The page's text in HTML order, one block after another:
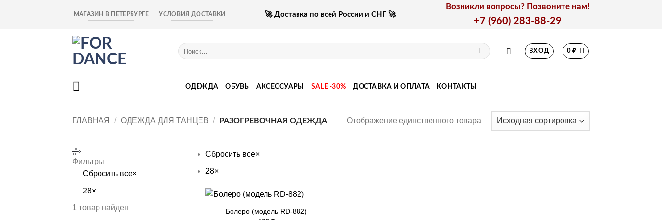
МАГАЗИН В ПЕТЕРБУРГЕ УСЛОВИЯ ДОСТАВКИ 🚀 Доставка по всей России и СНГ 🚀
Возникли вопросы? Позвоните нам!
+7 (960) 283-88-29
Искать:
ВХОД 0₽
ОДЕЖДА ОБУВЬ АКСЕССУАРЫ SALE -30% ДОСТАВКА И ОПЛАТА КОНТАКТЫ
ГЛАВНАЯ / ОДЕЖДА ДЛЯ ТАНЦЕВ / РАЗОГРЕВОЧНАЯ ОДЕЖДА Отображение единственного товара
Фильтры
Сбросить все×
28×
1 товар найден
Сбросить все×
28×
+
Болеро (модель RD-882)